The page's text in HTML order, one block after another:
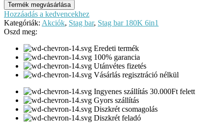
Termék megvásárlása
Hozzáadás a kedvencekhez
Kategóriák: Akciók, Stag bar, Stag bar 180K 6in1
Oszd meg:
Eredeti termék
100% garancia
Utánvétes fizetés
Vásárlás regisztráció nélkül
Ingyenes szállítás 30.000Ft felett
Gyors szállítás
Diszkrét csomagolás
Diszkrét feladó